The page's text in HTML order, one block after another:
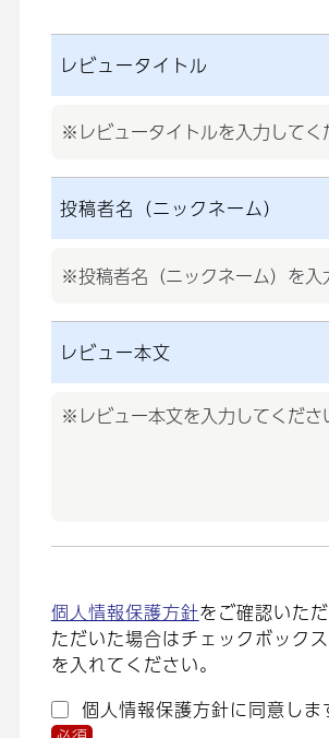
レビュータイトル
投稿者名（ニックネーム）
レビュー本文
個人情報保護方針をご確認いただ
ただいた場合はチェックボック
を入れてください。
個人情報保護方針に同意しま